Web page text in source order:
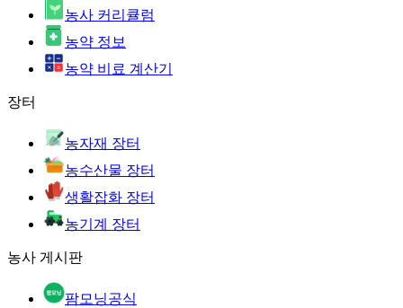
농사 커리큘럼
농약 정보
농약 비료 계산기
장터
농자재 장터
농수산물 장터
생활잡화 장터
농기계 장터
농사 게시판
팜모닝공식